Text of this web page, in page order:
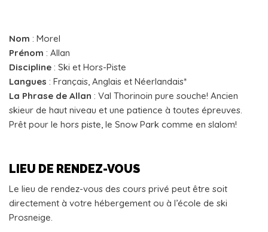
Nom : Morel
Prénom : Allan
Discipline : Ski et Hors-Piste
Langues : Français, Anglais et Néerlandais*
La Phrase de Allan : Val Thorinoin pure souche! Ancien
skieur de haut niveau et une patience à toutes épreuves.
Prêt pour le hors piste, le Snow Park comme en slalom!
LIEU DE RENDEZ-VOUS
Le lieu de rendez-vous des cours privé peut être soit
directement à votre hébergement ou à l’école de ski
Prosneige.